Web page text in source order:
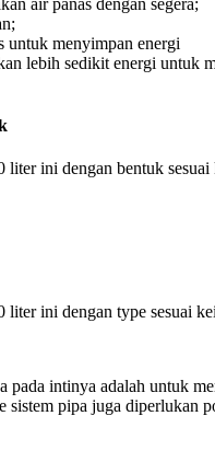
untuk menyimpan energi
lebih sedikit energi untuk
liter ini dengan bentuk
ini dengan type sesuai
intinya adalah untuk
sistem pipa juga diperlukan